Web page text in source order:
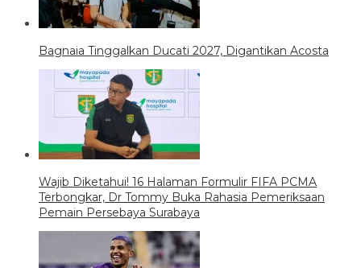
Bagnaia Tinggalkan Ducati 2027, Digantikan Acosta
Wajib Diketahui! 16 Halaman Formulir FIFA PCMA
Terbongkar, Dr Tommy Buka Rahasia Pemeriksaan
Pemain Persebaya Surabaya